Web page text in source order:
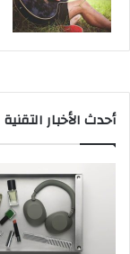
أحدث الأخبار التقنية